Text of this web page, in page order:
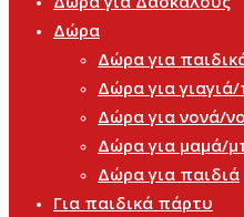
Δώρα
Δώρα για
Δώρα για
Δώρα για νονά/
Δώρα για μαμά/
Δώρα για παιδιά
Για παιδικά πάρτυ